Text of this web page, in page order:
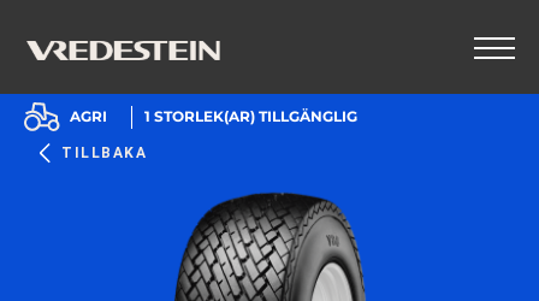
TILLBAKA
AGRI 1 STORLEK(AR) TILLGÄNGLIG